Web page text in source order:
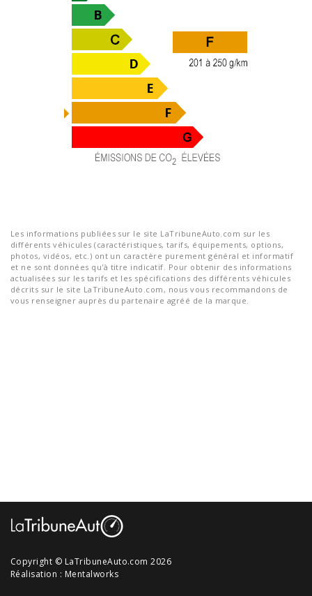
Les informations publiées sur le site LaTribuneAuto.com sur les
différents véhicules (caractéristiques, tarifs, équipements, options,
photos, vidéos, etc.) ont un caractère purement général et informatif
et ne sont données qu'à titre indicatif. Pour obtenir des informations
actualisées sur les tarifs et les spécifications des différents véhicules
décrits sur le site LaTribuneAuto.com, nous vous recommandons de
vous renseigner auprès du partenaire agréé de la marque.
Copyright © LaTribuneAuto.com 2026
Réalisation : Mentalworks